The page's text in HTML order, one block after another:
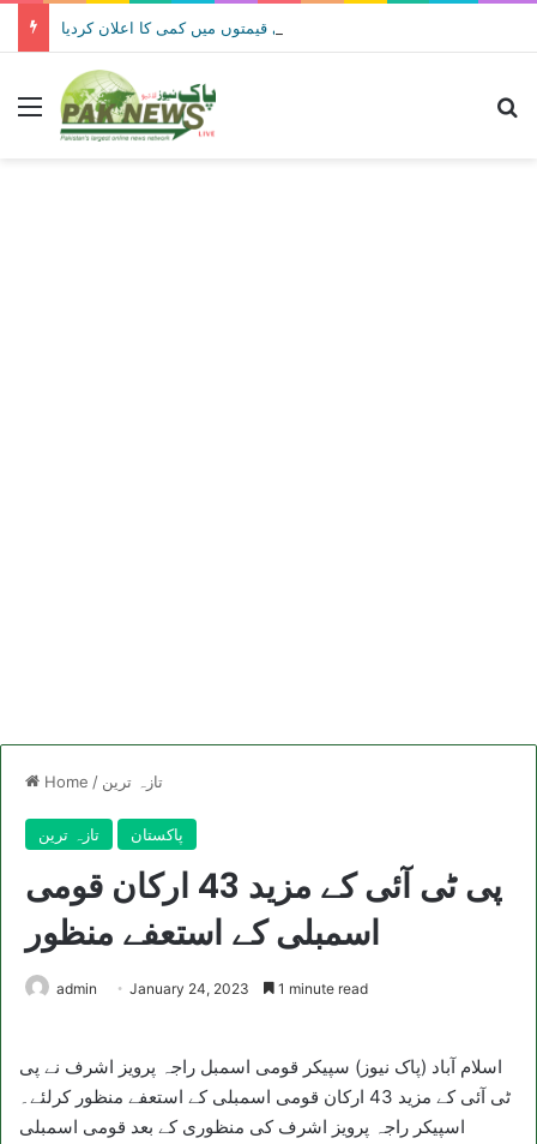
حکومت نے پیٹرولیم مصنوعات کی قیمتوں میں کمی کا اعلان کردیا
Menu
Home / تازہ ترین
تازہ ترین پاکستان
پی ٹی آئی کے مزید 43 ارکان قومی
اسمبلی کے استعفے منظور
admin January 24, 2023 1 minute read
اسلام آباد (پاک نیوز) سپیکر قومی اسمبل راجہ پرویز اشرف نے پی
ٹی آئی کے مزید 43 ارکان قومی اسمبلی کے استعفے منظور کرلئے۔
اسپیکر راجہ پرویز اشرف کی منظوری کے بعد قومی اسمبلی